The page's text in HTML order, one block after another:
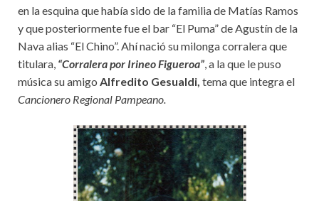
en la esquina que había sido de la familia de Matías Ramos
y que posteriormente fue el bar “El Puma” de Agustín de la
Nava alias “El Chino”. Ahí nació su milonga corralera que
titulara, “Corralera por Irineo Figueroa”, a la que le puso
música su amigo Alfredito Gesualdi, tema que integra el
Cancionero Regional Pampeano.